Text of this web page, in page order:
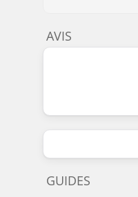
AVIS
GUIDES